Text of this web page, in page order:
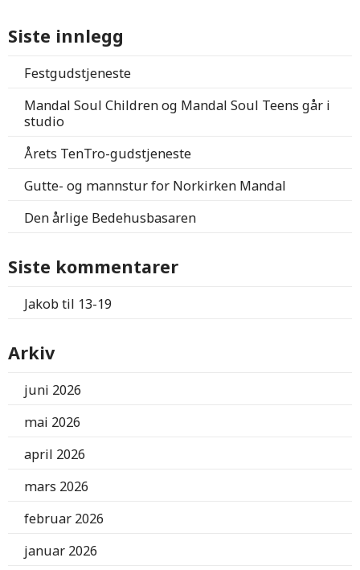
Siste innlegg
Festgudstjeneste
Mandal Soul Children og Mandal Soul Teens går i
studio
Årets TenTro-gudstjeneste
Gutte- og mannstur for Norkirken Mandal
Den årlige Bedehusbasaren
Siste kommentarer
Jakobtil 13-19
Arkiv
juni 2026
mai 2026
april 2026
mars 2026
februar 2026
januar 2026